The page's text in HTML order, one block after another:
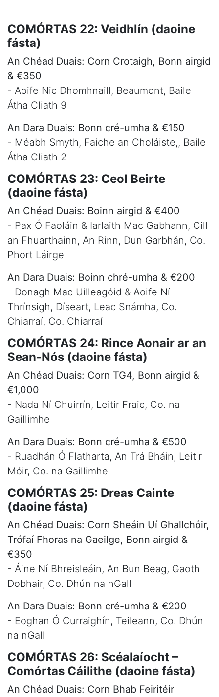
COMÓRTAS 22: Veidhlín (daoine
fásta)
An Chéad Duais: Corn Crotaigh, Bonn airgid
& €350
- Aoife Nic Dhomhnaill, Beaumont, Baile
Átha Cliath 9
An Dara Duais: Bonn cré-umha & €150
- Méabh Smyth, Faiche an Choláiste,, Baile
Átha Cliath 2
COMÓRTAS 23: Ceol Beirte
(daoine fásta)
An Chéad Duais: Boinn airgid & €400
- Pax Ó Faoláin & Iarlaith Mac Gabhann, Cill
an Fhuarthainn, An Rinn, Dun Garbhán, Co.
Phort Láirge
An Dara Duais: Boinn chré-umha & €200
- Donagh Mac Uilleagóid & Aoife Ní
Thrínsigh, Díseart, Leac Snámha, Co.
Chiarraí, Co. Chiarraí
COMÓRTAS 24: Rince Aonair ar an
Sean-Nós (daoine fásta)
An Chéad Duais: Corn TG4, Bonn airgid &
€1,000
- Nada Ní Chuirrín, Leitir Fraic, Co. na
Gaillimhe
An Dara Duais: Bonn cré-umha & €500
- Ruadhán Ó Flatharta, An Trá Bháin, Leitir
Móir, Co. na Gaillimhe
COMÓRTAS 25: Dreas Cainte
(daoine fásta)
An Chéad Duais: Corn Sheáin Uí Ghallchóir,
Trófaí Fhoras na Gaeilge, Bonn airgid &
€350
- Áine Ní Bhreisleáin, An Bun Beag, Gaoth
Dobhair, Co. Dhún na nGall
An Dara Duais: Bonn cré-umha & €200
- Eoghan Ó Curraighín, Teileann, Co. Dhún
na nGall
COMÓRTAS 26: Scéalaíocht –
Comórtas Cáilithe (daoine fásta)
An Chéad Duais: Corn Bhab Feiritéir